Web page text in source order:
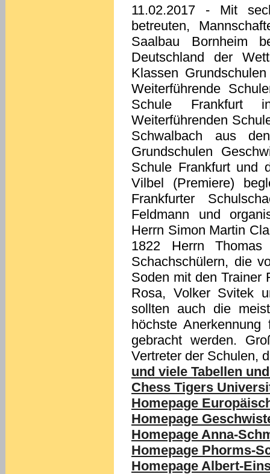
11.02.2017 - Mit
betreuten,
Saalbau Bornheim
Deutschland der
Klassen
Weiterführende
Schule Frankfurt
Weiterführenden
Schwalbach aus
Grundschulen
Schule Frankfurt und
Vilbel (Premiere)
Frankfurter
Feldmann und
Herrn Simon Martin
1822 Herrn
Schachschülern, die
Soden mit den Trainer
Rosa, Volker Svitek
sollten auch die
höchste Anerkennung
gebracht werden.
Vertreter der Schulen,
und viele Tabellen
Chess Tigers
Homepage
Homepage
Homepage Anna-
Homepage Phorms-
Homepage Albert-